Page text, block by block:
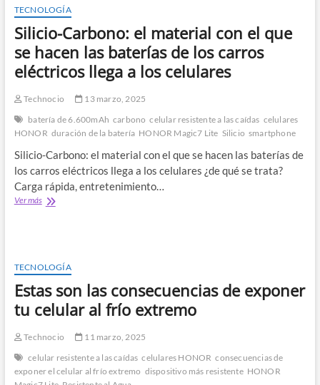
tu
smartphone
para
al
máximo
festival?
TECNOLOGÍA
Silicio-Carbono: el material con el que
se hacen las baterías de los carros
eléctricos llega a los celulares
Technocio
13 marzo, 2025
batería de 6.600mAh carbono celular resistente a las caídas celulares
HONOR duración de la batería HONOR Magic7 Lite Silicio smartphone
Silicio-Carbono: el material con el que se hacen las baterías de
los carros eléctricos llega a los celulares ¿de qué se trata?
Carga rápida, entretenimiento…
Ver másSilicio-
el
que
se
hacen
las
de
los
carros
eléctricos
TECNOLOGÍA
Estas son las consecuencias de exponer
tu celular al frío extremo
Technocio
11 marzo, 2025
celular resistente a las caídas celulares HONOR consecuencias de
exponer el celular al frío extremo dispositivo más resistente HONOR